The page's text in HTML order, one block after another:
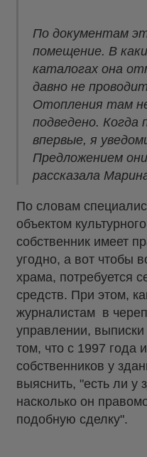
По документам
помещение. В
каталогах она
давно не
Отопления там
подведено. Когда
впервые, я
Предложением
рассказала
По словам
объектом
собственник имеет
угодно, а вот чтобы
храма, потребуется
средств. При этом,
журналистам в
управлении, выписки
том, что с 1997 года
собственников у
выяснить, "есть ли у
насколько он
подобную сделку".